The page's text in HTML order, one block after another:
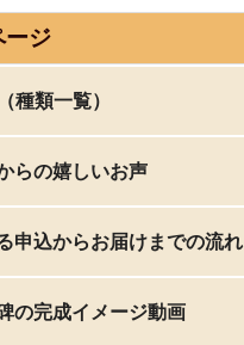
ージ
種類一覧）
らの嬉しいお声
申込からお届けまでの流れ
の完成イメージ動画